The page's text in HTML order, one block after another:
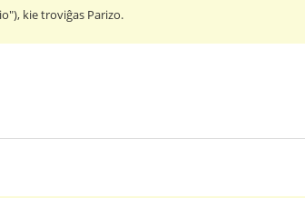
kie troviĝas Parizo.